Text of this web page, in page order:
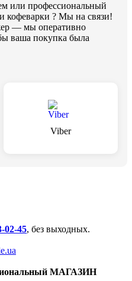
или профессиональный
кофеварки ? Мы на связи!
— мы оперативно
ваша покупка была
Viber
02-45, без выходных.
МАГАЗИН